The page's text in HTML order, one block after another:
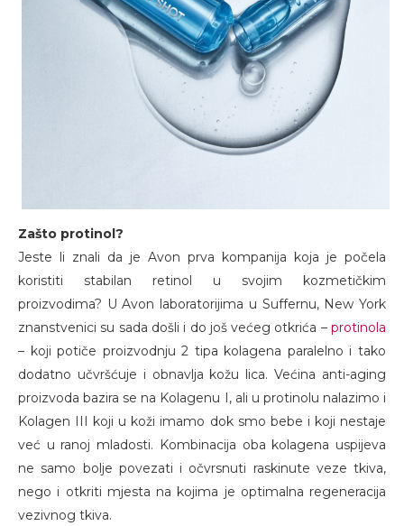
Zašto protinol?
Jeste li znali da je Avon prva kompanija koja je počela
koristiti stabilan retinol u svojim kozmetičkim
proizvodima? U Avon laboratorijima u Suffernu, New York
znanstvenici su sada došli i do još većeg otkrića – protinola
– koji potiče proizvodnju 2 tipa kolagena paralelno i tako
dodatno učvršćuje i obnavlja kožu lica. Većina anti-aging
proizvoda bazira se na Kolagenu I, ali u protinolu nalazimo i
Kolagen III koji u koži imamo dok smo bebe i koji nestaje
već u ranoj mladosti. Kombinacija oba kolagena uspijeva
ne samo bolje povezati i očvrsnuti raskinute veze tkiva,
nego i otkriti mjesta na kojima je optimalna regeneracija
vezivnog tkiva.